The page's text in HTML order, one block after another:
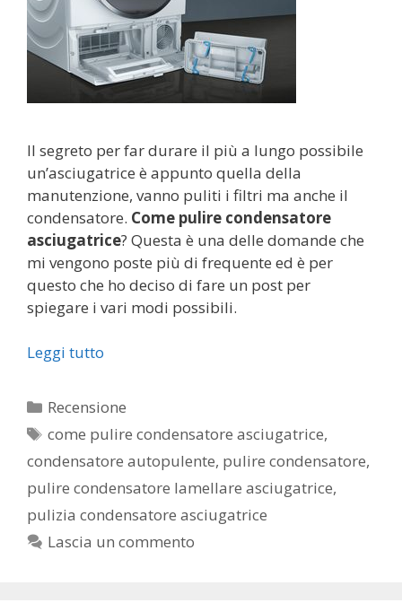
Il segreto per far durare il più a lungo possibile
un’asciugatrice è appunto quella della
manutenzione, vanno puliti i filtri ma anche il
condensatore. Come pulire condensatore
asciugatrice? Questa è una delle domande che
mi vengono poste più di frequente ed è per
questo che ho deciso di fare un post per
spiegare i vari modi possibili.
Leggi tutto
Categorie
Recensione
Tag
come pulire condensatore asciugatrice,
condensatore autopulente, pulire condensatore,
pulire condensatore lamellare asciugatrice,
pulizia condensatore asciugatrice
Lascia un commento